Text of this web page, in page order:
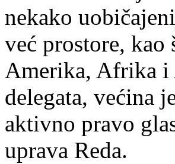
nekako
već prostore,
Amerika, Afrika i
delegata, većina
aktivno pravo
uprava Reda.